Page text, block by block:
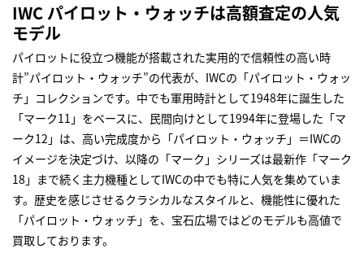
IWC パイロット・ウォッチは高額査定の人気
モデル
パイロットに役立つ機能が搭載された実用的で信頼性の高い時
計”パイロット・ウォッチ”の代表が、IWCの「パイロット・ウォッ
チ」コレクションです。中でも軍用時計として1948年に誕生した
「マーク11」をベースに、民間向けとして1994年に登場した「マ
ーク12」は、高い完成度から「パイロット・ウォッチ」＝IWCの
イメージを決定づけ、以降の「マーク」シリーズは最新作「マーク
18」まで続く主力機種としてIWCの中でも特に人気を集めていま
す。歴史を感じさせるクラシカルなスタイルと、機能性に優れた
「パイロット・ウォッチ」を、宝石広場ではどのモデルも高値で
買取しております。